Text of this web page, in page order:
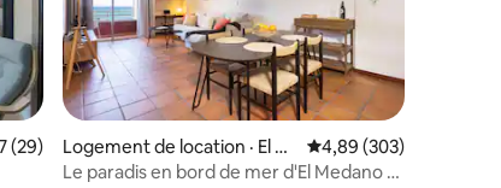
de 4,97 sur 5, 29 commentaires
(29)
Logement de location · El M
édano
Note moyenne de
4,89 (303)
Le paradis en bord de mer d'El Medano -